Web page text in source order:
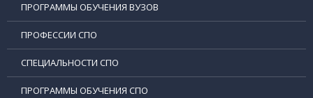
ПРОГРАММЫ ОБУЧЕНИЯ ВУЗОВ
ПРОФЕССИИ СПО
СПЕЦИАЛЬНОСТИ СПО
ПРОГРАММЫ ОБУЧЕНИЯ СПО